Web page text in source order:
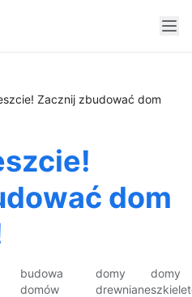
Zacznij zbudować dom
dom
budowa
domów
domy
drewniane
domy